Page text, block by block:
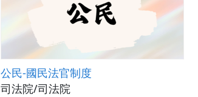
公民-國民法官制度
司法院/司法院